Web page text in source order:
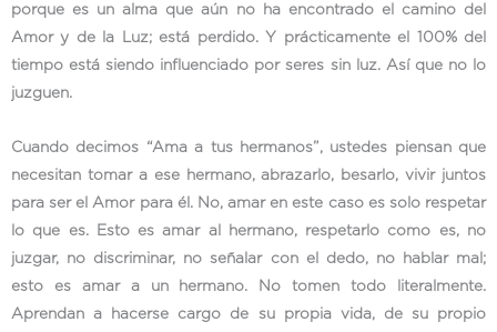
porque es un alma que aún no ha encontrado el camino del
Amor y de la Luz; está perdido. Y prácticamente el 100% del
tiempo está siendo influenciado por seres sin luz. Así que no lo
juzguen.
Cuando decimos “Ama a tus hermanos”, ustedes piensan que
necesitan tomar a ese hermano, abrazarlo, besarlo, vivir juntos
para ser el Amor para él. No, amar en este caso es solo respetar
lo que es. Esto es amar al hermano, respetarlo como es, no
juzgar, no discriminar, no señalar con el dedo, no hablar mal;
esto es amar a un hermano. No tomen todo literalmente.
Aprendan a hacerse cargo de su propia vida, de su propio